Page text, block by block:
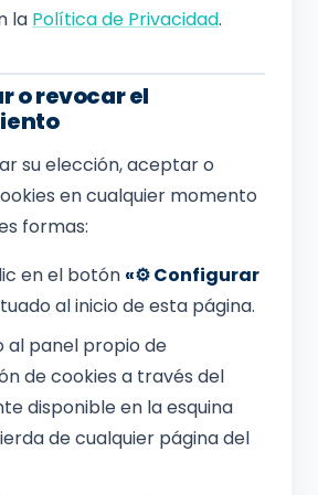
la Política de Privacidad.
o revocar el
su elección, aceptar o
en cualquier momento
formas:
en el botón «⚙️ Configurar
al inicio de esta página.
al panel propio de
de cookies a través del
disponible en la esquina
de cualquier página del